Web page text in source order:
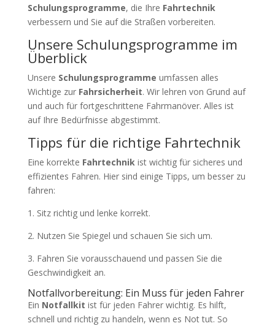
Schulungsprogramme, die Ihre Fahrtechnik
verbessern und Sie auf die Straßen vorbereiten.
Unsere Schulungsprogramme im
Überblick
Unsere Schulungsprogramme umfassen alles
Wichtige zur Fahrsicherheit. Wir lehren von Grund auf
und auch für fortgeschrittene Fahrmanöver. Alles ist
auf Ihre Bedürfnisse abgestimmt.
Tipps für die richtige Fahrtechnik
Eine korrekte Fahrtechnikist wichtig für sicheres und
effizientes Fahren. Hier sind einige Tipps, um besser zu
fahren:
1. Sitz richtig und lenke korrekt.
2. Nutzen Sie Spiegel und schauen Sie sich um.
3. Fahren Sie vorausschauend und passen Sie die
Geschwindigkeit an.
Notfallvorbereitung: Ein Muss für jeden Fahrer
Ein Notfallkit ist für jeden Fahrer wichtig. Es hilft,
schnell und richtig zu handeln, wenn es Not tut. So